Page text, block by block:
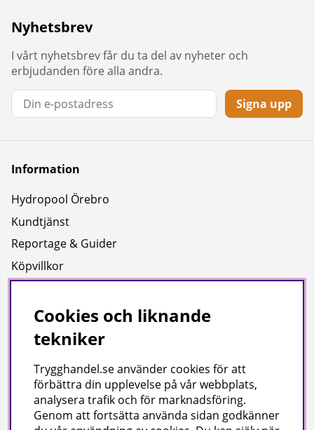
Nyhetsbrev
I vårt nyhetsbrev får du ta del av nyheter och
erbjudanden före alla andra.
Signa upp
Information
Hydropool Örebro
Kundtjänst
Reportage & Guider
Köpvillkor
Uppgifter för leverans
Om oss
Företagsinformation / hitta till oss
Gilla oss på facebook!
Cookies och liknande
tekniker
Trygghandel.se använder cookies för att
förbättra din upplevelse på vår webbplats,
analysera trafik och för marknadsföring.
Genom att fortsätta använda sidan godkänner